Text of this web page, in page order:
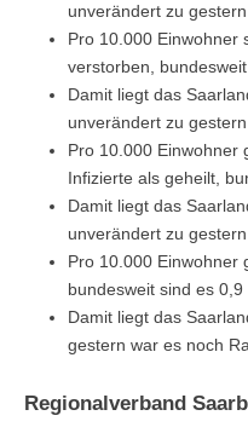
unverändert zu gestern
Pro 10.000 Einwohner
verstorben,
Damit liegt das
unverändert zu gestern
Pro 10.000 Einwohner
Infizierte als geheilt,
Damit liegt das
unverändert zu gestern
Pro 10.000 Einwohner
bundesweit sind es 0,9
Damit liegt das
gestern war es noch
Regionalverband